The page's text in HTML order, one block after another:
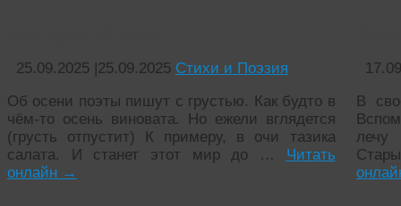
25.09.2025 25.09.2025 Стихи и Поэзия
Об осени поэты пишут с грустью. Как будто в
чём-то осень виновата. Но ежели вглядется
(грусть отпустит) К примеру, в очи тазика
салата. И станет этот мир до … Читать
онлайн →
В
лечу